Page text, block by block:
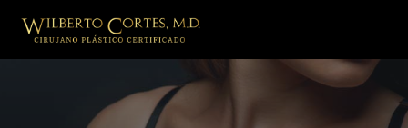
Leyendo: 10 errores que pacientes de
mejoramiento de senos